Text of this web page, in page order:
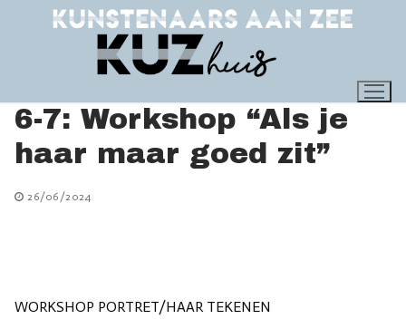
6-7: Workshop “Als je
haar maar goed zit”
26/06/2024
WORKSHOP PORTRET/HAAR TEKENEN